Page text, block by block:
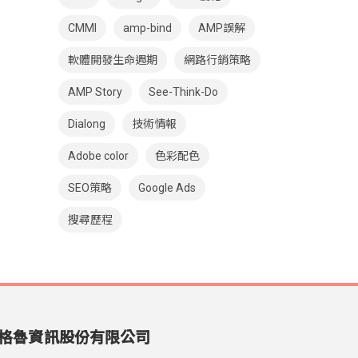
CMMI amp-bind AMP誤解
軟體開發生命週期 網路行銷策略
AMP Story See-Think-Do
Dialong 技術情報
Adobe color 色彩配色
SEO策略 Google Ads
搜尋歷程
魯資訊股份有限公司